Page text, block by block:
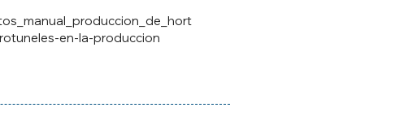
en-la-produccion